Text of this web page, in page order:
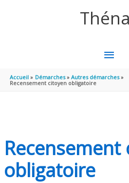
MENU
Accueil Démarches
Autres démarches
Recensement citoyen obligatoire
Recensement
obligatoire